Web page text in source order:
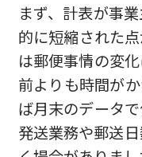
まず、計表が事
的に短縮された
は郵便事情の変
前よりも時間が
ば月末のデータ
発送業務や郵送